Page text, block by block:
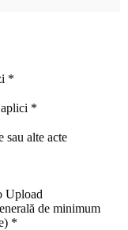
*
*
sau alte acte
Upload
de minimum
*